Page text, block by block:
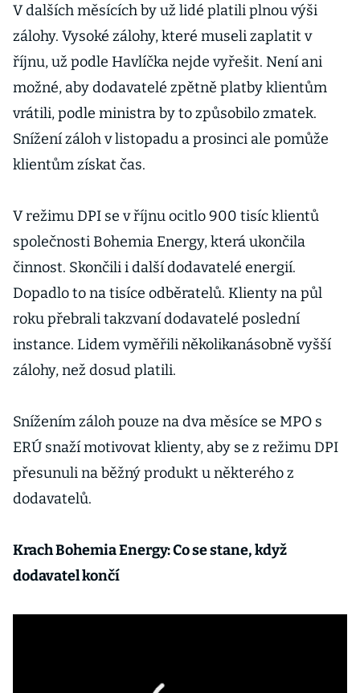
V dalších měsících by už lidé platili plnou výši
zálohy. Vysoké zálohy, které museli zaplatit v
říjnu, už podle Havlíčka nejde vyřešit. Není ani
možné, aby dodavatelé zpětně platby klientům
vrátili, podle ministra by to způsobilo zmatek.
Snížení záloh v listopadu a prosinci ale pomůže
klientům získat čas.
V režimu DPI se v říjnu ocitlo 900 tisíc klientů
společnosti Bohemia Energy, která ukončila
činnost. Skončili i další dodavatelé energií.
Dopadlo to na tisíce odběratelů. Klienty na půl
roku přebrali takzvaní dodavatelé poslední
instance. Lidem vyměřili několikanásobně vyšší
zálohy, než dosud platili.
Snížením záloh pouze na dva měsíce se MPO s
ERÚ snaží motivovat klienty, aby se z režimu DPI
přesunuli na běžný produkt u některého z
dodavatelů.
Krach Bohemia Energy: Co se stane, když
dodavatel končí